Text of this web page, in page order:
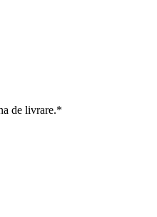
de livrare.*